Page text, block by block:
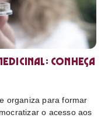
conheça
organiza para formar
o acesso aos